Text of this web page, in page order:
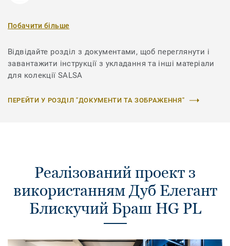
Побачити більше
Відвідайте розділ з документами, щоб переглянути і
завантажити інструкції з укладання та інші матеріали
для колекції SALSA
ПЕРЕЙТИ У РОЗДІЛ "ДОКУМЕНТИ ТА ЗОБРАЖЕННЯ"
Реалізований проект з
використанням Дуб Елегант
Блискучий Браш HG PL